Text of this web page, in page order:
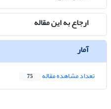
ارجاع به این مقاله
آمار
تعداد مشاهده مقاله 75